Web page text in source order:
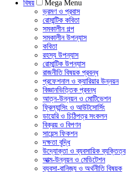
বিষয়
Mega Menu
ভ্রমণ ও প্রবাস
রোমান্টিক কবিতা
সমকালীন গল্প
সমকালীন উপন্যাস
কবিতা
রহস্য উপন্যাস
রোমান্টিক উপন্যাস
রাজনীতি বিষয়ক প্রবন্ধ
প্রফেশনাল ও ক্যারিয়ার উন্নয়ন
বিজ্ঞানভিত্তিক প্রবন্ধ
আত্ন-উন্নয়ন ও মোটিভেশন
ফ্রিল্যান্সিং ও আউটসোর্সিং
ডায়েরি ও চিঠিপত্র সংকলন
বিক্রয় ও বিপণন
সায়েন্স ফিকশন
দক্ষতা বৃদ্ধি
উদ্যোক্তা ও ব্যবসায়িক ব্যক্তিত্ব
আত্ম-উন্নয়ন ও মেডিটেশন
ব্যবসা-বানিজ্য ও অর্থনীতি বিষয়ক